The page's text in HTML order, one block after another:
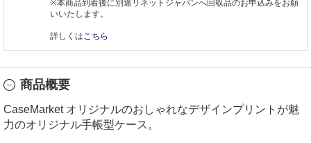
※本商品到着後に別途リネットジャパンへ回収品のお申込みをお願
いいたします。
詳しくはこちら
商品概要
CaseMarket オリジナルのおしゃれなデザインプリントが魅
力のオリジナル手帳型ケース。